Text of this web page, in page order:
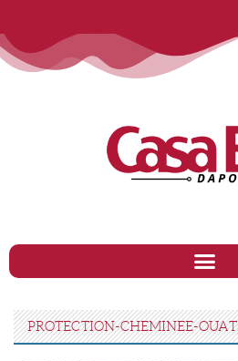
PROTECTION-CHEMINEE-